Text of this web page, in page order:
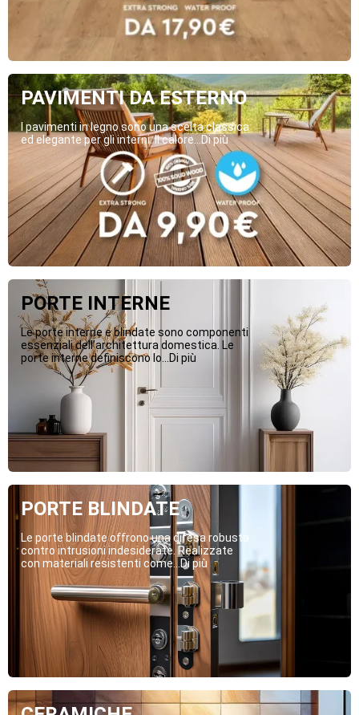
PAVIMENTI DA ESTERNO
I pavimenti in legno sono una scelta classica
ed elegante per gli interni. Il calore...Di più
PORTE INTERNE
Le porte interne e blindate sono componenti
essenziali dell’architettura domestica. Le
porte interne definiscono lo...Di più
PORTE BLINDATE
Le porte blindate offrono una difesa robusta
contro intrusioni indesiderate. Realizzate
con materiali resistenti come...Di più